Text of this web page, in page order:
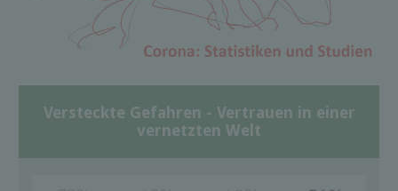
Versteckte Gefahren - Vertrauen in einer
vernetzten Welt